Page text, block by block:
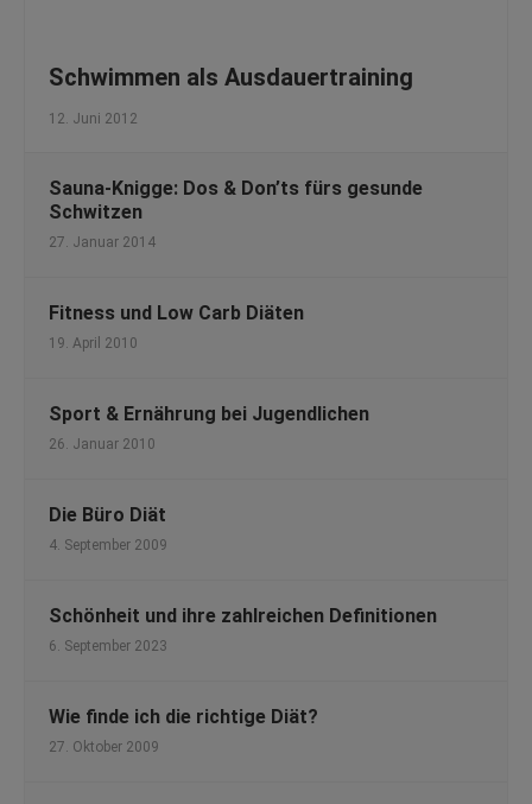
Schwimmen als Ausdauertraining
12. Juni 2012
Sauna-Knigge: Dos & Don’ts fürs gesunde
Schwitzen
27. Januar 2014
Fitness und Low Carb Diäten
19. April 2010
Sport & Ernährung bei Jugendlichen
26. Januar 2010
Die Büro Diät
4. September 2009
Schönheit und ihre zahlreichen Definitionen
6. September 2023
Wie finde ich die richtige Diät?
27. Oktober 2009